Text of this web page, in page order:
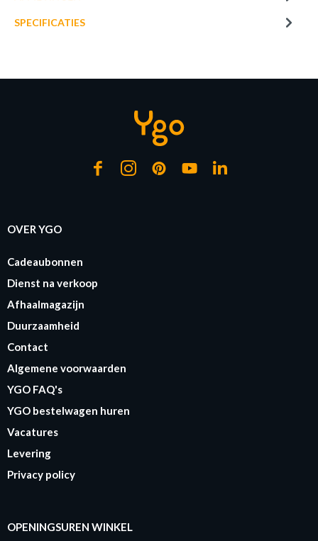
SPECIFICATIES
OVER YGO
Cadeaubonnen
Dienst na verkoop
Afhaalmagazijn
Duurzaamheid
Contact
Algemene voorwaarden
YGO FAQ's
YGO bestelwagen huren
Vacatures
Levering
Privacy policy
OPENINGSUREN WINKEL